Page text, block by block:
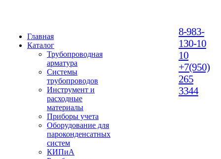
Главная
Каталог
Трубопроводная
арматура
Системы
трубопроводов
Инструмент и
расходные
материалы
Приборы учета
Оборудование для
пароконденсатных
систем
КИПиА
8-983-
130-10
10
+7(950)
265
3344